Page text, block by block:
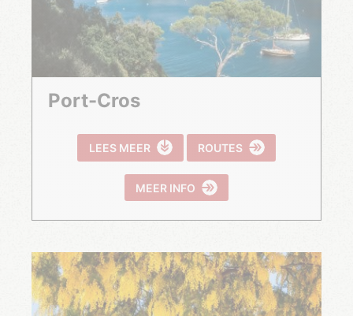
Port-Cros
LEES MEER ROUTES
MEER INFO